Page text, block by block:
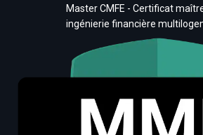
Master CMFE - Certificat
ingénierie financière